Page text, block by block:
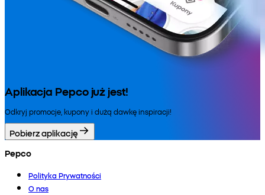
Aplikacja Pepco już jest!
Odkryj promocje, kupony i dużą dawkę inspiracji!
Pobierz aplikację
Pepco
Polityka Prywatności
O nas